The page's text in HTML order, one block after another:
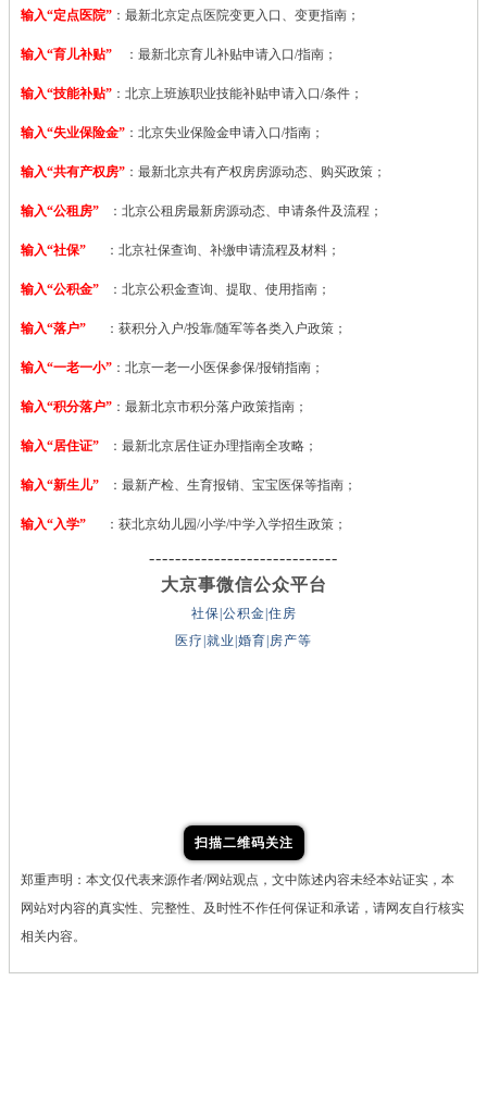
输入“定点医院” ： 最新北京定点医院变更入口、变更指南；
输入“育儿补贴” ：最新北京育儿补贴申请入口/指南；
输入“技能补贴” ： 北京上班族职业技能补贴申请入口/条件；
输入“失业保险金” ：北京失业保险金申请入口/指南；
输入“共有产权房” ：最新北京共有产权房房源动态、购买政策；
输入“公租房” ：北京公租房最新房源动态、申请条件及流程；
输入“社保” ：北京社保查询、补缴申请流程及材料；
输入“公积金” ：北京公积金查询、提取、使用指南；
输入“落户” ：获积分入户/投靠/随军等各类入户政策；
输入“一老一小” ：北京一老一小医保参保/报销指南；
输入“积分落户” ：最新北京市积分落户政策指南；
输入“居住证” ：最新北京居住证办理指南全攻略；
输入“新生儿” ：最新产检、生育报销、宝宝医保等指南；
输入“入学” ：获北京幼儿园/小学/中学入学招生政策；
-----------------------------
大京事微信公众平台
社保|公积金|住房
医疗|就业|婚育|房产等
扫描二维码关注
郑重声明：本文仅代表来源作者/网站观点，文中陈述内容未经本站证实，本
网站对内容的真实性、完整性、及时性不作任何保证和承诺，请网友自行核实
相关内容。